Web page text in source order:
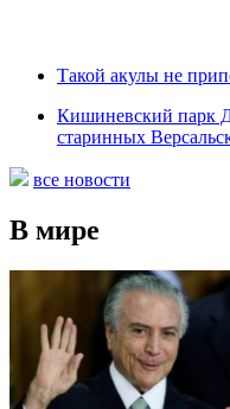
Такой акулы не
Кишиневский парк
старинных
все новости
В мире